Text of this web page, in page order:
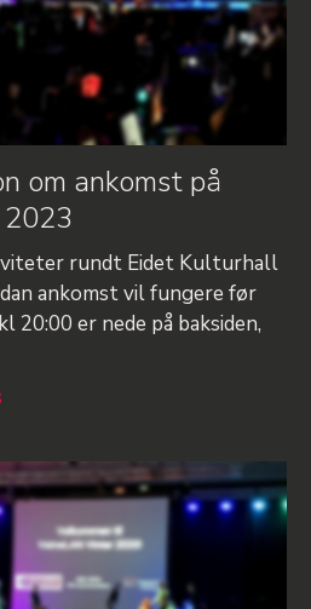
om ankomst på
rundt Eidet Kulturhall
ankomst vil fungere før
20:00 er nede på baksiden,